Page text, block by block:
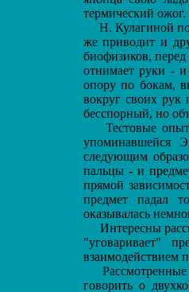
термический ожог.
Н. Кулагиной
же приводит и
биофизиков,
отнимает руки -
опору по бокам,
вокруг своих рук
бесспорный, но
Тестовые
упоминавшейся
следующим
пальцы - и
прямой
предмет падал
оказывалась
Интересны
"уговаривает"
взаимодействием
Рассмотренные
говорить о